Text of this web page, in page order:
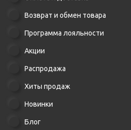
Возврат и обмен товара
Программа лояльности
Акции
Распродажа
Хиты продаж
Новинки
Блог